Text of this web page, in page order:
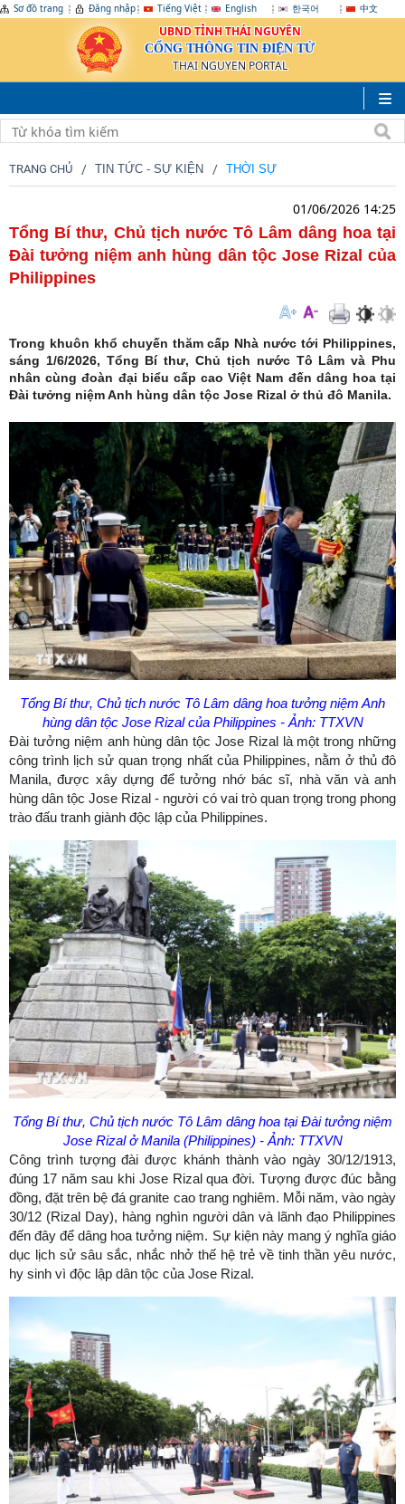
Sơ đồ trang Đăng nhập Tiếng Việt English 한국어 中文
UBND TỈNH THÁI NGUYÊN
CỔNG THÔNG TIN ĐIỆN TỬ
THAI NGUYEN PORTAL
TRANG CHỦ TIN TỨC - SỰ KIỆN THỜI SỰ
01/06/2026 14:25
Tổng Bí thư, Chủ tịch nước Tô Lâm dâng hoa tại
Đài tưởng niệm anh hùng dân tộc Jose Rizal của
Philippines
Trong khuôn khổ chuyến thăm cấp Nhà nước tới Philippines,
sáng 1/6/2026, Tổng Bí thư, Chủ tịch nước Tô Lâm và Phu
nhân cùng đoàn đại biểu cấp cao Việt Nam đến dâng hoa tại
Đài tưởng niệm Anh hùng dân tộc Jose Rizal ở thủ đô Manila.
Tổng Bí thư, Chủ tịch nước Tô Lâm dâng hoa tưởng niệm Anh
hùng dân tộc Jose Rizal của Philippines - Ảnh: TTXVN
Đài tưởng niệm anh hùng dân tộc Jose Rizal là một trong những
công trình lịch sử quan trọng nhất của Philippines, nằm ở thủ đô
Manila, được xây dựng để tưởng nhớ bác sĩ, nhà văn và anh
hùng dân tộc Jose Rizal - người có vai trò quan trọng trong phong
trào đấu tranh giành độc lập của Philippines.
Tổng Bí thư, Chủ tịch nước Tô Lâm dâng hoa tại Đài tưởng niệm
Jose Rizal ở Manila (Philippines) - Ảnh: TTXVN
Công trình tượng đài được khánh thành vào ngày 30/12/1913,
đúng 17 năm sau khi Jose Rizal qua đời. Tượng được đúc bằng
đồng, đặt trên bệ đá granite cao trang nghiêm. Mỗi năm, vào ngày
30/12 (Rizal Day), hàng nghìn người dân và lãnh đạo Philippines
đến đây để dâng hoa tưởng niệm. Sự kiện này mang ý nghĩa giáo
dục lịch sử sâu sắc, nhắc nhở thế hệ trẻ về tinh thần yêu nước,
hy sinh vì độc lập dân tộc của Jose Rizal.